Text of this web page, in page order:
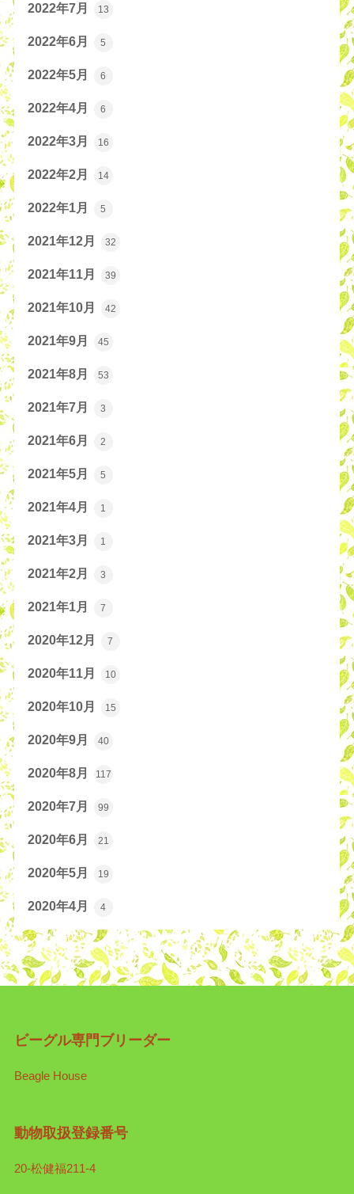
2022年7月 13
2022年6月 5
2022年5月 6
2022年4月 6
2022年3月 16
2022年2月 14
2022年1月 5
2021年12月 32
2021年11月 39
2021年10月 42
2021年9月 45
2021年8月 53
2021年7月 3
2021年6月 2
2021年5月 5
2021年4月 1
2021年3月 1
2021年2月 3
2021年1月 7
2020年12月 7
2020年11月 10
2020年10月 15
2020年9月 40
2020年8月 117
2020年7月 99
2020年6月 21
2020年5月 19
2020年4月 4
ビーグル専門ブリーダー
Beagle House
動物取扱登録番号
20-松健福211-4